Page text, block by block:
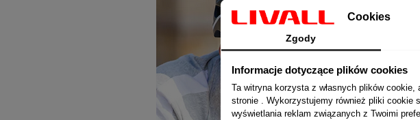
Cookies
Zgody
Informacje dotyczące plików cookies
Ta witryna korzysta z własnych plików
stronie . Wykorzystujemy również pliki cookie
wyświetlania reklam związanych z Twoimi